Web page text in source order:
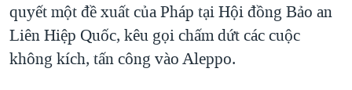
quyết một đề xuất của Pháp tại Hội đồng Bảo an
Liên Hiệp Quốc, kêu gọi chấm dứt các cuộc
không kích, tấn công vào Aleppo.